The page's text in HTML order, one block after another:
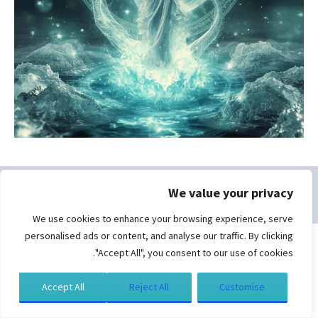
We value your privacy
We use cookies to enhance your browsing experience, serve
personalised ads or content, and analyse our traffic. By clicking
"Accept All", you consent to our use of cookies.
Customise
Reject All
Accept All
כל הזכויות שמורות לסמדר ברגמן | בניית אתרים